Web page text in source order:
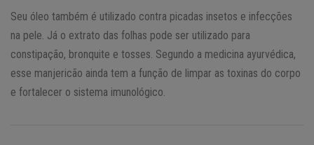
Seu óleo também é utilizado contra picadas insetos e infecções
na pele. Já o extrato das folhas pode ser utilizado para
constipação, bronquite e tosses. Segundo a medicina ayurvédica,
esse manjericão ainda tem a função de limpar as toxinas do corpo
e fortalecer o sistema imunológico.